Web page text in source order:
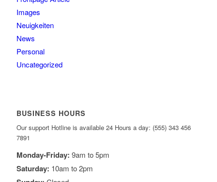
Images
Neuigkeiten
News
Personal
Uncategorized
BUSINESS HOURS
Our support Hotline is available 24 Hours a day: (555) 343 456
7891
Monday-Friday: 9am to 5pm
Saturday: 10am to 2pm